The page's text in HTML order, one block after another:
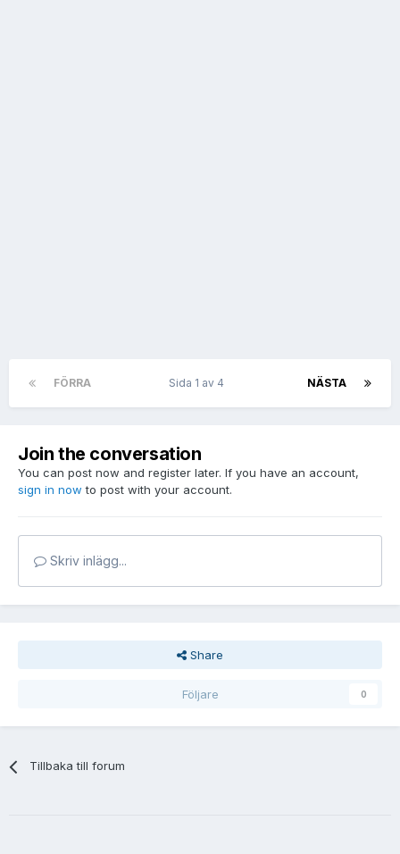
FÖRRA NÄSTA
Sida 1 av 4
Join the conversation
You can post now and register later. If you have an account,
sign in now to post with your account.
Skriv inlägg...
Share
Följare 0
Tillbaka till forum